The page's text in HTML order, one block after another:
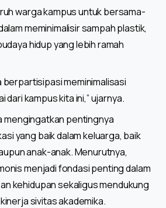
warga kampus untuk bersama-
meminimalisir sampah plastik,
hidup yang lebih ramah
berpartisipasi meminimalisasi
dari kampus kita ini,” ujarnya.
mengingatkan pentingnya
yang baik dalam keluarga, baik
anak-anak. Menurutnya,
menjadi fondasi penting dalam
kehidupan sekaligus mendukung
sivitas akademika.